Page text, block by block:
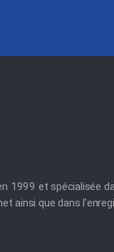
1999 et spécialisée
ainsi que dans